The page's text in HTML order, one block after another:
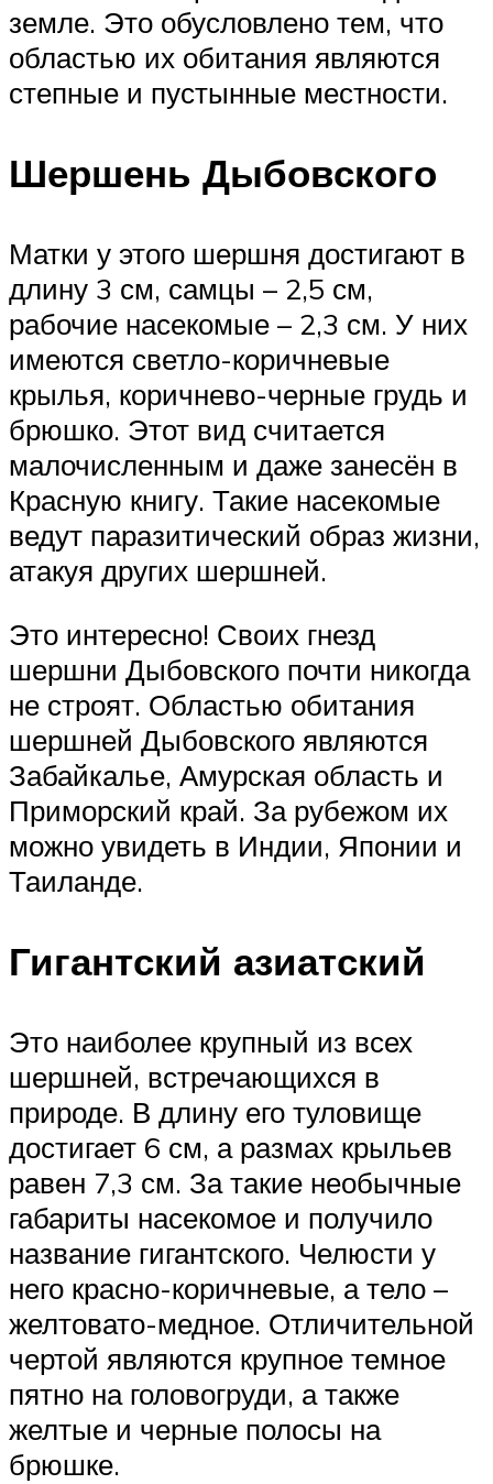
земле. Это обусловлено тем, что
областью их обитания являются
степные и пустынные местности.
Шершень Дыбовского
Матки у этого шершня достигают в
длину 3 см, самцы – 2,5 см,
рабочие насекомые – 2,3 см. У них
имеются светло-коричневые
крылья, коричнево-черные грудь и
брюшко. Этот вид считается
малочисленным и даже занесён в
Красную книгу. Такие насекомые
ведут паразитический образ жизни,
атакуя других шершней.
Это интересно! Своих гнезд
шершни Дыбовского почти никогда
не строят. Областью обитания
шершней Дыбовского являются
Забайкалье, Амурская область и
Приморский край. За рубежом их
можно увидеть в Индии, Японии и
Таиланде.
Гигантский азиатский
Это наиболее крупный из всех
шершней, встречающихся в
природе. В длину его туловище
достигает 6 см, а размах крыльев
равен 7,3 см. За такие необычные
габариты насекомое и получило
название гигантского. Челюсти у
него красно-коричневые, а тело –
желтовато-медное. Отличительной
чертой являются крупное темное
пятно на головогруди, а также
желтые и черные полосы на
брюшке.